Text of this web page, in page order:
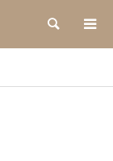
検索